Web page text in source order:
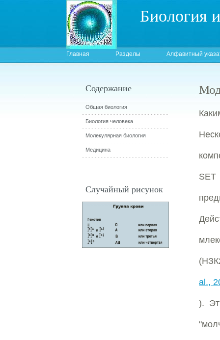
Биология
Главная Разделы Алфавитный
SET
al.,
).
Содержание
Общая биология
Биология человека
Молекулярная биология
Медицина
Случайный рисунок